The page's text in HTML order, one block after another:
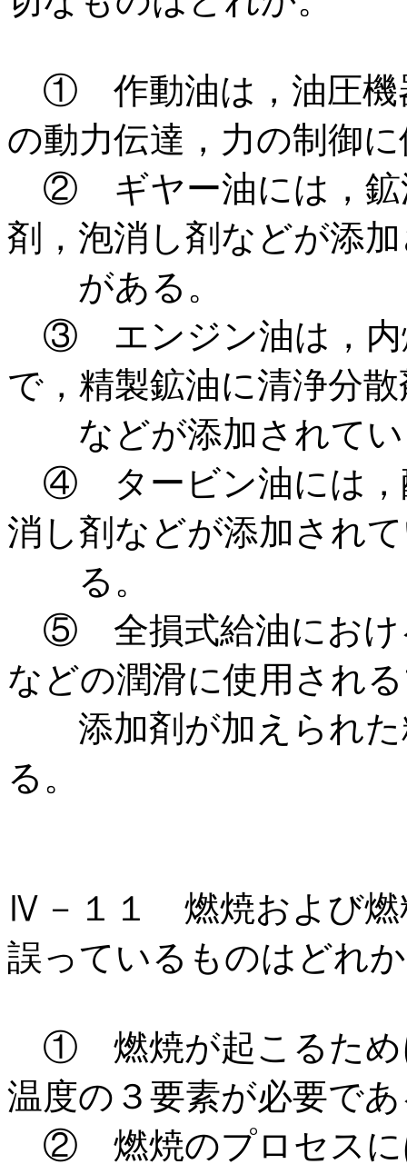
① 作動油は，油圧機
の動力伝達，力の制御
② ギヤー油には，鉱
剤，泡消し剤などが添
がある。
③ エンジン油は，内
で，精製鉱油に清浄分
などが添加されてい
④ タービン油には，
消し剤などが添加され
る。
⑤ 全損式給油におけ
などの潤滑に使用され
添加剤が加えられた
る。
Ⅳ－１１ 燃焼および燃
誤っているものはどれ
① 燃焼が起こるため
温度の３要素が必要で
② 燃焼のプロセスに